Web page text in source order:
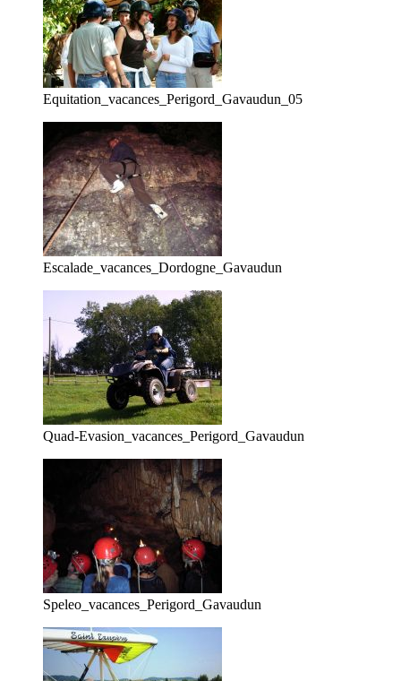
Equitation_vacances_Perigord_Gavaudun_05
Escalade_vacances_Dordogne_Gavaudun
Quad-Evasion_vacances_Perigord_Gavaudun
Speleo_vacances_Perigord_Gavaudun